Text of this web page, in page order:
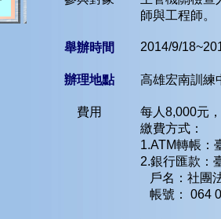
師與工程師。
舉辦時間 2014/9/
辦理地點 高雄宏南訓練
費用
每人8,000元
繳費方式：
1.ATM轉帳：
2.銀行匯款：
戶名：社團
帳號： 064